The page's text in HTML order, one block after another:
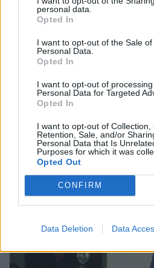
personal data.
Opted In
I want to opt-out of the Sale of
Personal Data.
Opted In
I want to opt-out of
Personal Data for Targeted
Opted In
I want to opt-out of Collection,
Retention, Sale, and/or
Personal Data that Is
Purposes for which it was
Opted Out
CONFIRM
Data Deletion Data
Nebuvo taip, kad atneši
paremk lygą“. Reikėjo
pateikti viziją ir parodyti
reikia tiek daug dalykų,
gerai. Jis pamatė, ko
subūrė komandą, kuri
klausimu. Tas mus
susitinka žmonės, kurie